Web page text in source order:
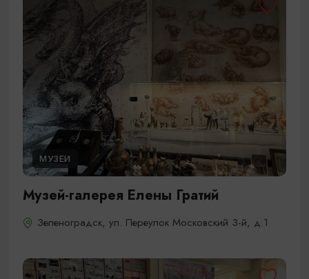
МУЗЕИ
Музей-галерея Елены Гратий
Зеленоградск, ул. Переулок Московский 3-й, д.1